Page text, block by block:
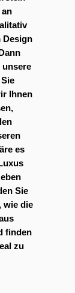
an
Design
unsere
Ihnen
es
Sie
wie die
finden
zu